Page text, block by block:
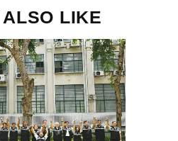
LIKE